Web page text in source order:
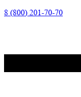
8 (800) 201-70-70